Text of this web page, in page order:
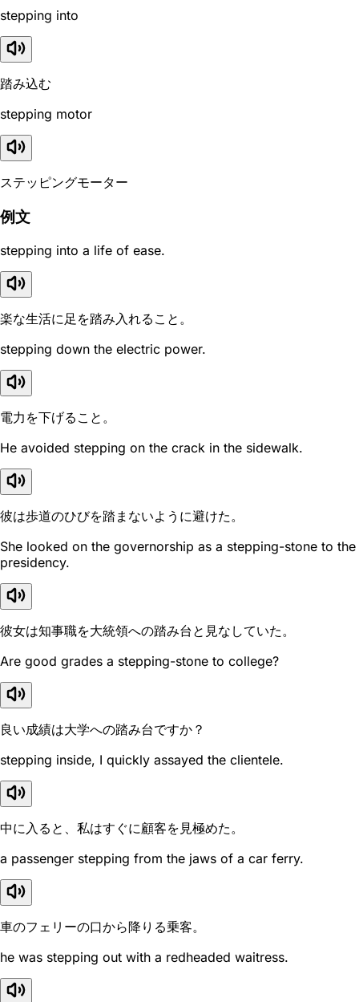
stepping into
踏み込む
stepping motor
ステッピングモーター
例文
stepping into a life of ease.
楽な生活に足を踏み入れること。
stepping down the electric power.
電力を下げること。
He avoided stepping on the crack in the sidewalk.
彼は歩道のひびを踏まないように避けた。
She looked on the governorship as a stepping-stone to the
presidency.
彼女は知事職を大統領への踏み台と見なしていた。
Are good grades a stepping-stone to college?
良い成績は大学への踏み台ですか？
stepping inside, I quickly assayed the clientele.
中に入ると、私はすぐに顧客を見極めた。
a passenger stepping from the jaws of a car ferry.
車のフェリーの口から降りる乗客。
he was stepping out with a redheaded waitress.